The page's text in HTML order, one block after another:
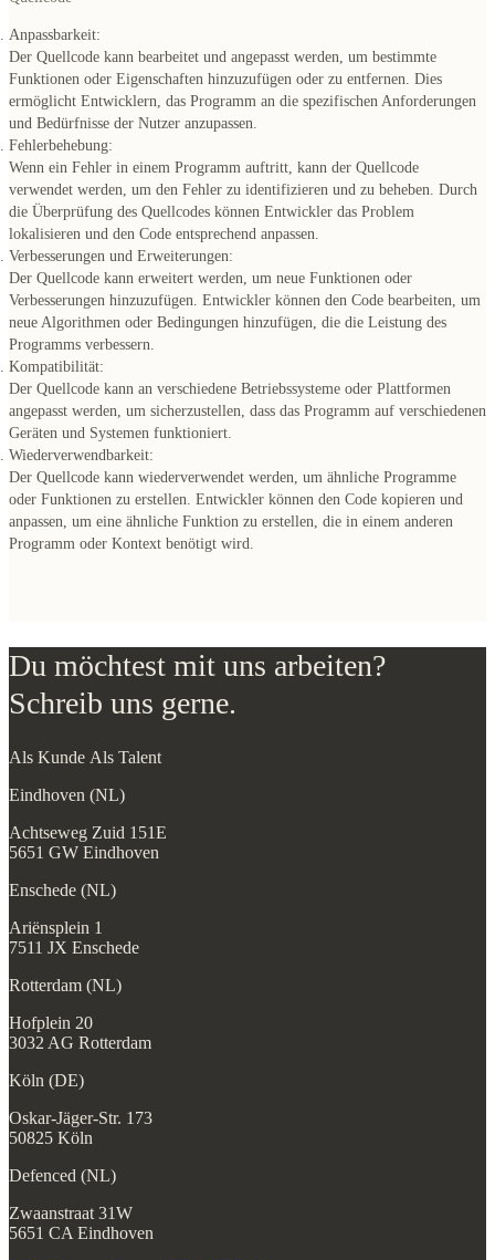
Anpassbarkeit:
Der Quellcode kann bearbeitet und angepasst werden, um bestimmte
Funktionen oder Eigenschaften hinzuzufügen oder zu entfernen. Dies
ermöglicht Entwicklern, das Programm an die spezifischen Anforderungen
und Bedürfnisse der Nutzer anzupassen.
Fehlerbehebung:
Wenn ein Fehler in einem Programm auftritt, kann der Quellcode
verwendet werden, um den Fehler zu identifizieren und zu beheben. Durch
die Überprüfung des Quellcodes können Entwickler das Problem
lokalisieren und den Code entsprechend anpassen.
Verbesserungen und Erweiterungen:
Der Quellcode kann erweitert werden, um neue Funktionen oder
Verbesserungen hinzuzufügen. Entwickler können den Code bearbeiten, um
neue Algorithmen oder Bedingungen hinzufügen, die die Leistung des
Programms verbessern.
Kompatibilität:
Der Quellcode kann an verschiedene Betriebssysteme oder Plattformen
angepasst werden, um sicherzustellen, dass das Programm auf verschiedenen
Geräten und Systemen funktioniert.
Wiederverwendbarkeit:
Der Quellcode kann wiederverwendet werden, um ähnliche Programme
oder Funktionen zu erstellen. Entwickler können den Code kopieren und
anpassen, um eine ähnliche Funktion zu erstellen, die in einem anderen
Programm oder Kontext benötigt wird.
Du möchtest mit uns arbeiten?
Schreib uns gerne.
Als Kunde Als Talent
Eindhoven (NL)
Achtseweg Zuid 151E
5651 GW Eindhoven
Enschede (NL)
Ariënsplein 1
7511 JX Enschede
Rotterdam (NL)
Hofplein 20
3032 AG Rotterdam
Köln (DE)
Oskar-Jäger-Str. 173
50825 Köln
Defenced (NL)
Zwaanstraat 31W
5651 CA Eindhoven